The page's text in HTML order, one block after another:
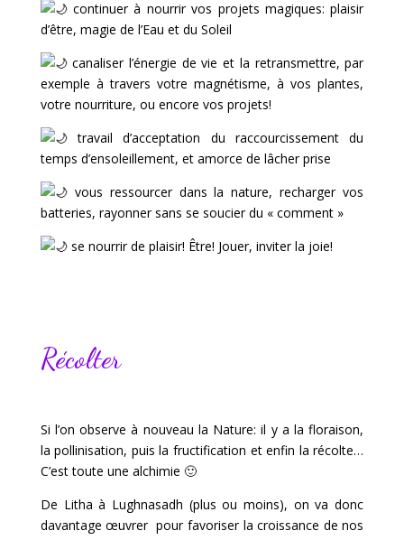
continuer à nourrir vos projets magiques: plaisir
d’être, magie de l’Eau et du Soleil
canaliser l’énergie de vie et la retransmettre, par
exemple à travers votre magnétisme, à vos plantes,
votre nourriture, ou encore vos projets!
travail d’acceptation du raccourcissement du
temps d’ensoleillement, et amorce de lâcher prise
vous ressourcer dans la nature, recharger vos
batteries, rayonner sans se soucier du « comment »
se nourrir de plaisir! Être! Jouer, inviter la joie!
Récolter
Si l’on observe à nouveau la Nature: il y a la floraison,
la pollinisation, puis la fructification et enfin la récolte…
C’est toute une alchimie 🙂
De Litha à Lughnasadh (plus ou moins), on va donc
davantage œuvrer pour favoriser la croissance de nos